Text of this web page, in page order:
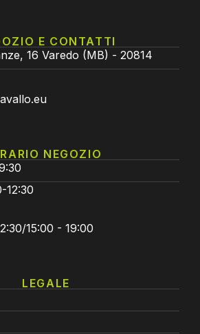
E CONTATTI
16 Varedo (MB) - 20814
NEGOZIO
12:30
15:00 - 19:00
LEGALE